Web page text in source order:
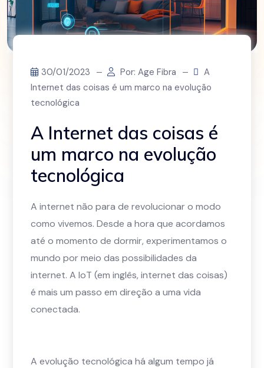
30/01/2023 Por: Age Fibra
A
Internet das coisas é um marco na evolução
tecnológica
A Internet das coisas é
um marco na evolução
tecnológica
A internet não para de revolucionar o modo
como vivemos. Desde a hora que acordamos
até o momento de dormir, experimentamos o
mundo por meio das possibilidades da
internet. A IoT (em inglês, internet das coisas)
é mais um passo em direção a uma vida
conectada.
A evolução tecnológica há algum tempo já